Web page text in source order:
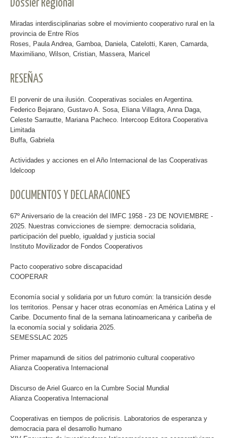
Dossier Regional
Miradas interdisciplinarias sobre el movimiento cooperativo rural en la
provincia de Entre Ríos
Roses, Paula Andrea, Gamboa, Daniela, Catelotti, Karen, Camarda,
Maximiliano, Wilson, Cristian, Massera, Maricel
RESEÑAS
El porvenir de una ilusión. Cooperativas sociales en Argentina.
Federico Bejarano, Gustavo A. Sosa, Eliana Villagra, Anna Daga,
Celeste Sarrautte, Mariana Pacheco. Intercoop Editora Cooperativa
Limitada
Buffa, Gabriela
Actividades y acciones en el Año Internacional de las Cooperativas
Idelcoop
DOCUMENTOS Y DECLARACIONES
67º Aniversario de la creación del IMFC 1958 - 23 DE NOVIEMBRE -
2025. Nuestras convicciones de siempre: democracia solidaria,
participación del pueblo, igualdad y justicia social
Instituto Movilizador de Fondos Cooperativos
Pacto cooperativo sobre discapacidad
COOPERAR
Economía social y solidaria por un futuro común: la transición desde
los territorios. Pensar y hacer otras economías en América Latina y el
Caribe. Documento final de la semana latinoamericana y caribeña de
la economía social y solidaria 2025.
SEMESSLAC 2025
Primer mapamundi de sitios del patrimonio cultural cooperativo
Alianza Cooperativa Internacional
Discurso de Ariel Guarco en la Cumbre Social Mundial
Alianza Cooperativa Internacional
Cooperativas en tiempos de policrisis. Laboratorios de esperanza y
democracia para el desarrollo humano